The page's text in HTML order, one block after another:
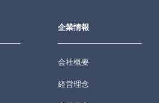
企業情報
会社概要
経営理念